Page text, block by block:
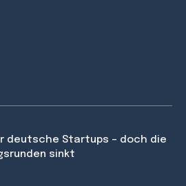
deutsche Startups – doch die
sinkt